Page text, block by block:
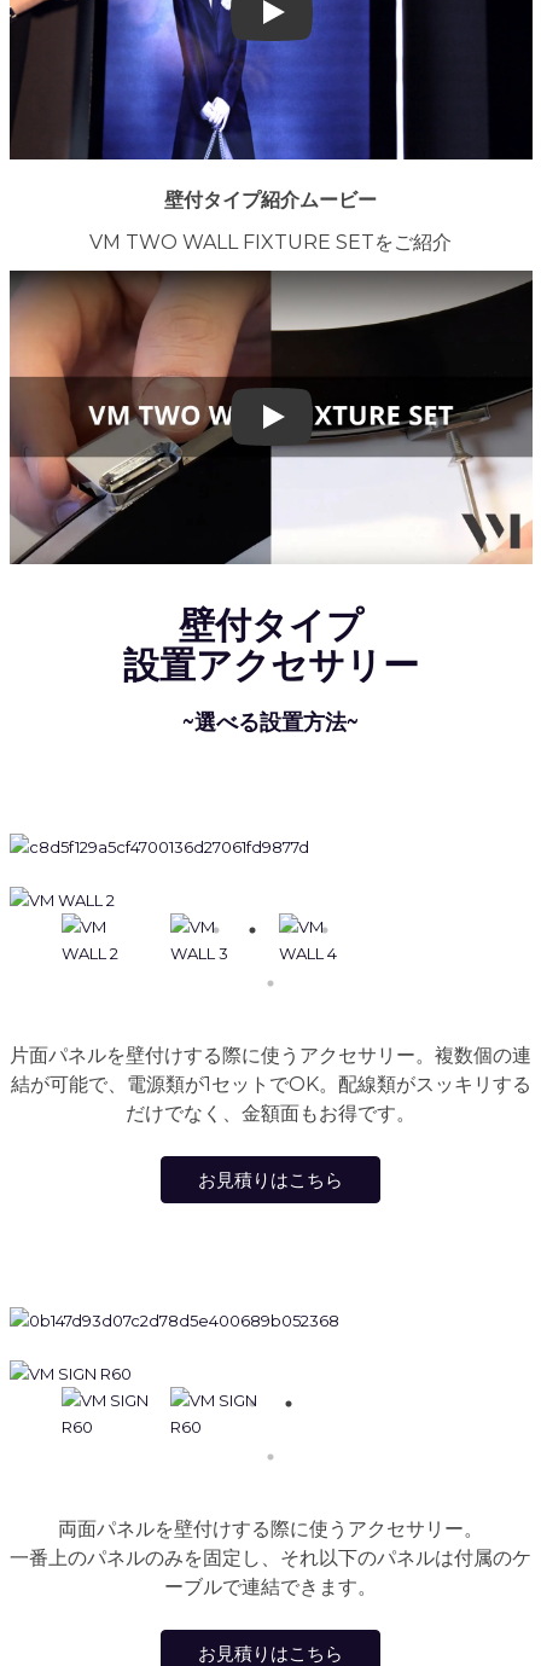
Play
壁付タイプ紹介ムービー
VM TWO WALL FIXTURE SETをご紹介
Play
壁付タイプ
設置アクセサリー
~選べる設置方法~
片面パネルを壁付けする際に使うアクセサリー。複数個の連
結が可能で、電源類が1セットでOK。配線類がスッキリする
だけでなく、金額面もお得です。
お見積りはこちら
両面パネルを壁付けする際に使うアクセサリー。
一番上のパネルのみを固定し、それ以下のパネルは付属のケ
ーブルで連結できます。
お見積りはこちら